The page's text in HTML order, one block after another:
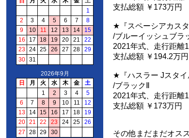
支払総額 ￥173万円
★『スペーシアカス
/ブルーイッシュブラ
2021年式、走行距離
支払総額 ￥194.2万円
★『ハスラー Jスタイ
/ブラックⅡ
2021年式、走行距離
支払総額 ￥173万円
その他まだまだオス